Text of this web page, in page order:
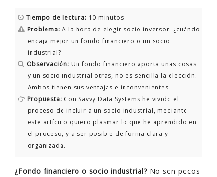
Tiempo de lectura: 10 minutos
Problema: A la hora de elegir socio inversor, ¿cuándo
encaja mejor un fondo financiero o un socio
industrial?
Observación: Un fondo financiero aporta unas cosas
y un socio industrial otras, no es sencilla la elección.
Ambos tienen sus ventajas e inconvenientes.
Propuesta: Con Savvy Data Systems he vivido el
proceso de incluir a un socio industrial, mediante
este artículo quiero plasmar lo que he aprendido en
el proceso, y a ser posible de forma clara y
organizada.
¿Fondo financiero o socio industrial? No son pocos